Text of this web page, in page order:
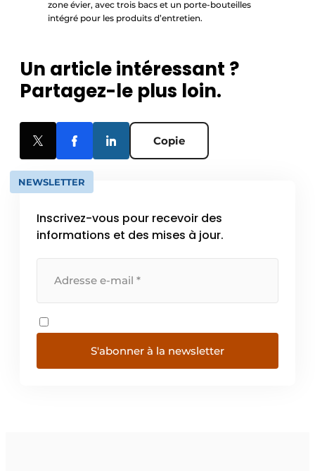
zone évier, avec trois bacs et un porte-bouteilles
intégré pour les produits d’entretien.
Un article intéressant ?
Partagez-le plus loin.
Copie
NEWSLETTER
Inscrivez-vous pour recevoir des
informations et des mises à jour.
S'abonner à la newsletter